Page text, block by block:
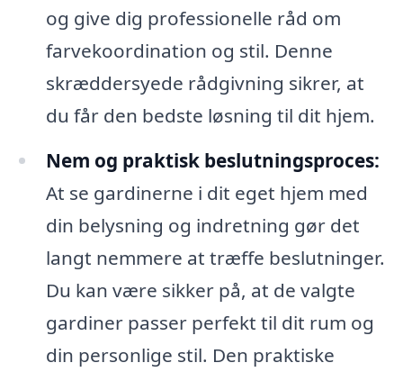
og give dig professionelle råd om
farvekoordination og stil. Denne
skræddersyede rådgivning sikrer, at
du får den bedste løsning til dit hjem.
Nem og praktisk beslutningsproces:
At se gardinerne i dit eget hjem med
din belysning og indretning gør det
langt nemmere at træffe beslutninger.
Du kan være sikker på, at de valgte
gardiner passer perfekt til dit rum og
din personlige stil. Den praktiske